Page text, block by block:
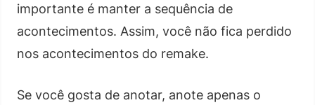
importante é manter a sequência de
acontecimentos. Assim, você não fica perdido
nos acontecimentos do remake.
Se você gosta de anotar, anote apenas o